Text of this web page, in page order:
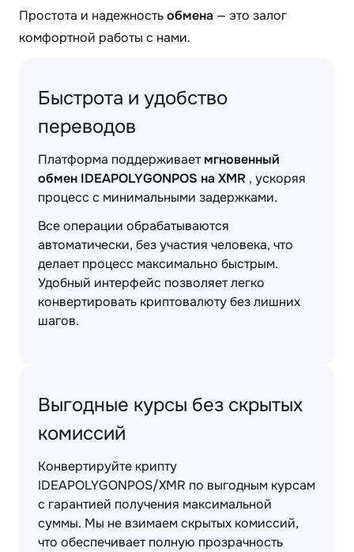
Простота и надежностьобмена — это залог
комфортной работы с нами.
Быстрота и удобство
переводов
Платформа поддерживаетмгновенный
обмен IDEAPOLYGONPOS на XMR , ускоряя
процесс с минимальными задержками.
Все операции обрабатываются
автоматически, без участия человека, что
делает процесс максимально быстрым.
Удобный интерфейс позволяет легко
конвертировать криптовалюту без лишних
шагов.
Выгодные курсы без скрытых
комиссий
Конвертируйте крипту
IDEAPOLYGONPOS/XMR по выгодным курсам
с гарантией получения максимальной
суммы. Мы не взимаем скрытых комиссий,
что обеспечивает полную прозрачность